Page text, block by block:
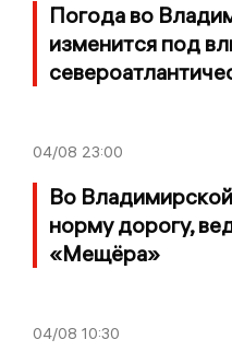
Погода во
изменится под
04/08 23:00
Во
норму дорогу,
«Мещёра»
04/08 10:30